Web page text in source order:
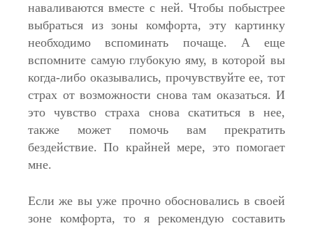
наваливаются вместе с ней. Чтобы побыстрее
выбраться из зоны комфорта, эту картинку
необходимо вспоминать почаще. А еще
вспомните самую глубокую яму, в которой вы
когда-либо оказывались, прочувствуйте ее, тот
страх от возможности снова там оказаться. И
это чувство страха снова скатиться в нее,
также может помочь вам прекратить
бездействие. По крайней мере, это помогает
мне.
Если же вы уже прочно обосновались в своей
зоне комфорта, то я рекомендую составить